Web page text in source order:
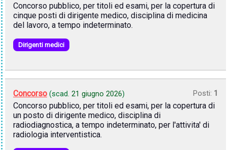
Concorso pubblico, per titoli ed esami, per la copertura di
cinque posti di dirigente medico, disciplina di medicina
del lavoro, a tempo indeterminato.
Dirigenti medici
Concorso (scad. 21 giugno 2026) Posti: 1
Concorso pubblico, per titoli ed esami, per la copertura di
un posto di dirigente medico, disciplina di
radiodiagnostica, a tempo indeterminato, per l'attivita' di
radiologia interventistica.